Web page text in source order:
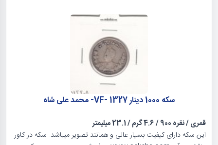
سکه 1000 دینار 1327 -VF- محمد علی شاه
قمری/نقره 900 /4.6 گرم /23.1 میلیمتر
این سکه دارای کیفیت بسیار عالی و همانند تصویر میباشد. سکه در کاور